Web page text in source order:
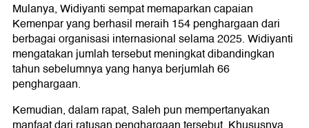
Mulanya, Widiyanti sempat memaparkan capaian
Kemenpar yang berhasil meraih 154 penghargaan dari
berbagai organisasi internasional selama 2025. Widiyanti
mengatakan jumlah tersebut meningkat dibandingkan
tahun sebelumnya yang hanya berjumlah 66
penghargaan.
Kemudian, dalam rapat, Saleh pun mempertanyakan